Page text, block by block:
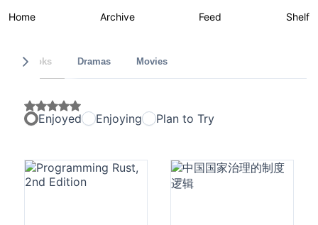
Home Archive Feed Shelf
Books Dramas Movies
Enjoyed Enjoying Plan to Try